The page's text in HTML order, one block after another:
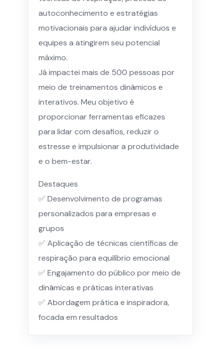
autoconhecimento e estratégias
motivacionais para ajudar indivíduos e
equipes a atingirem seu potencial
máximo.
Já impactei mais de 500 pessoas por
meio de treinamentos dinâmicos e
interativos. Meu objetivo é
proporcionar ferramentas eficazes
para lidar com desafios, reduzir o
estresse e impulsionar a produtividade
e o bem-estar.
Destaques
✅ Desenvolvimento de programas
personalizados para empresas e
grupos
✅ Aplicação de técnicas científicas de
respiração para equilíbrio emocional
✅ Engajamento do público por meio de
dinâmicas e práticas interativas
✅ Abordagem prática e inspiradora,
focada em resultados